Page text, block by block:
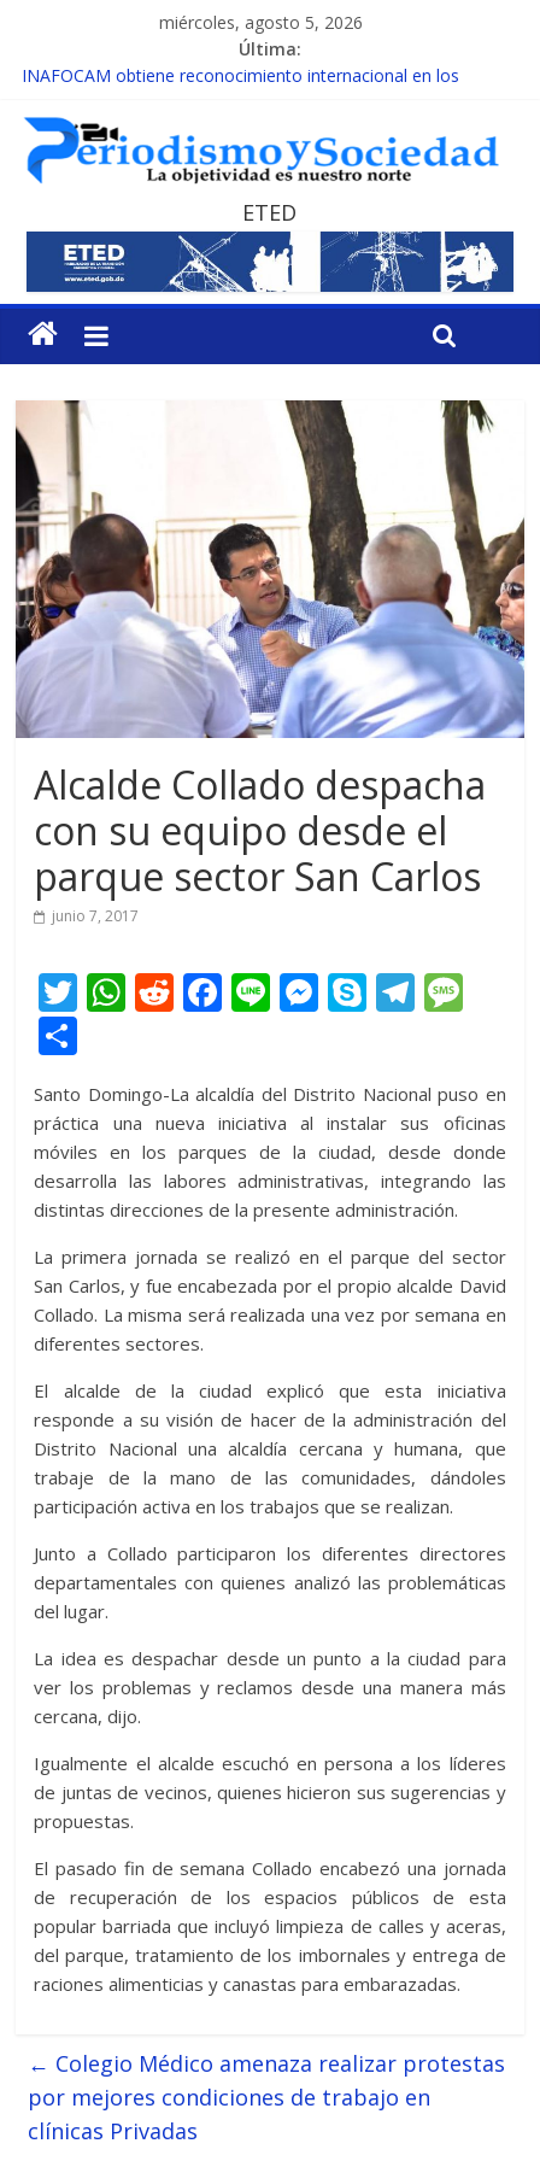
miércoles, agosto 5, 2026
Última:
INAFOCAM obtiene reconocimiento internacional en los
15 de febrero de cada año es Día Nacional de la lucha contra el
cáncer infantil
EL ENFOQUE UNILATERAL DE LA COALICIÓN
MESCyT y Universidad Albizu apoyarán rehabilitación de
reclusos
MESCyT presenta calendario de Consulta Nacional por la
Educación
ETED
Alcalde Collado despacha
con su equipo desde el
parque sector San Carlos
junio 7, 2017
T
er
W
s
A
p
p
R
di
t
F
b
o
o
k
Li M
e
n
g
er
S
p
e
T
gr
a
m
a
g
e
m
p
ar
ti
r
Santo Domingo-La alcaldía del Distrito Nacional puso en
práctica una nueva iniciativa al instalar sus oficinas
móviles en los parques de la ciudad, desde donde
desarrolla las labores administrativas, integrando las
distintas direcciones de la presente administración.
La primera jornada se realizó en el parque del sector
San Carlos, y fue encabezada por el propio alcalde David
Collado. La misma será realizada una vez por semana en
diferentes sectores.
El alcalde de la ciudad explicó que esta iniciativa
responde a su visión de hacer de la administración del
Distrito Nacional una alcaldía cercana y humana, que
trabaje de la mano de las comunidades, dándoles
participación activa en los trabajos que se realizan.
Junto a Collado participaron los diferentes directores
departamentales con quienes analizó las problemáticas
del lugar.
La idea es despachar desde un punto a la ciudad para
ver los problemas y reclamos desde una manera más
cercana, dijo.
Igualmente el alcalde escuchó en persona a los líderes
de juntas de vecinos, quienes hicieron sus sugerencias y
propuestas.
El pasado fin de semana Collado encabezó una jornada
de recuperación de los espacios públicos de esta
popular barriada que incluyó limpieza de calles y aceras,
del parque, tratamiento de los imbornales y entrega de
raciones alimenticias y canastas para embarazadas.
← Colegio Médico amenaza realizar protestas
por mejores condiciones de trabajo en
clínicas Privadas